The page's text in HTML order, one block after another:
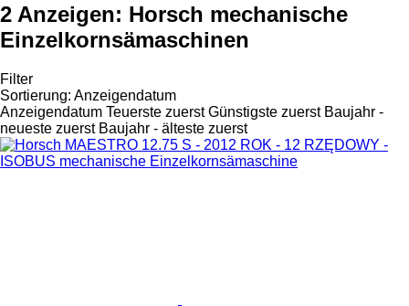
2 Anzeigen: Horsch mechanische
Einzelkornsämaschinen
Filter
Sortierung: Anzeigendatum
Anzeigendatum Teuerste zuerst Günstigste zuerst Baujahr -
neueste zuerst Baujahr - älteste zuerst